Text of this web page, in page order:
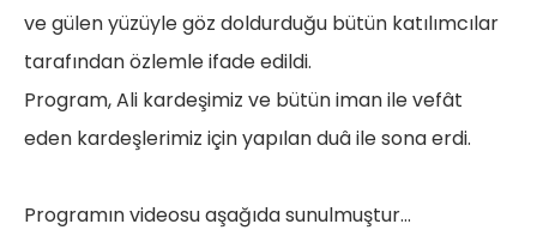
ve gülen yüzüyle göz doldurduğu bütün katılımcılar
tarafından özlemle ifade edildi.
Program, Ali kardeşimiz ve bütün iman ile vefât
eden kardeşlerimiz için yapılan duâ ile sona erdi.
Programın videosu aşağıda sunulmuştur…